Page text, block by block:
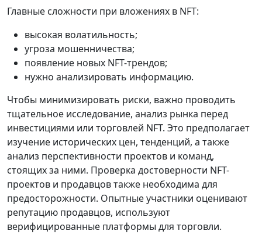
Главные сложности при вложениях в NFT:
высокая волатильность;
угроза мошенничества;
появление новых NFT-трендов;
нужно анализировать информацию.
Чтобы минимизировать риски, важно проводить
тщательное исследование, анализ рынка перед
инвестициями или торговлей NFT. Это предполагает
изучение исторических цен, тенденций, а также
анализ перспективности проектов и команд,
стоящих за ними. Проверка достоверности NFT-
проектов и продавцов также необходима для
предосторожности. Опытные участники оценивают
репутацию продавцов, используют
верифицированные платформы для торговли.